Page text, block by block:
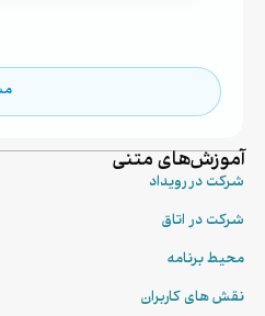
آموزش‌های متنی
شرکت در رویداد
شرکت در اتاق
محیط برنامه
نقش های کاربران